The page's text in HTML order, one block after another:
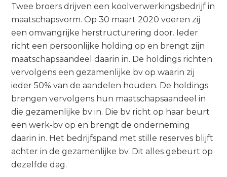
Twee broers drijven een koolverwerkingsbedrijf in
maatschapsvorm. Op 30 maart 2020 voeren zij
een omvangrijke herstructurering door. Ieder
richt een persoonlijke holding op en brengt zijn
maatschapsaandeel daarin in. De holdings richten
vervolgens een gezamenlijke bv op waarin zij
ieder 50% van de aandelen houden. De holdings
brengen vervolgens hun maatschapsaandeel in
die gezamenlijke bv in. Die bv richt op haar beurt
een werk-bv op en brengt de onderneming
daarin in. Het bedrijfspand met stille reserves blijft
achter in de gezamenlijke bv. Dit alles gebeurt op
dezelfde dag.